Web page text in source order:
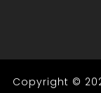
Copyright ©